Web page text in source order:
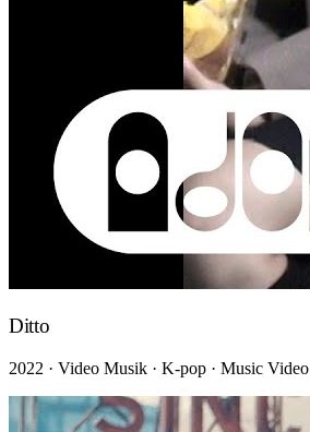
Ditto
2022 · Video Musik · K-pop · Music Video